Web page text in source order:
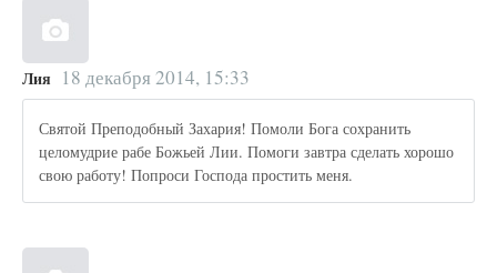
Лия 18 декабря 2014, 15:33
Святой Преподобный Захария! Помоли Бога сохранить
целомудрие рабе Божьей Лии. Помоги завтра сделать хорошо
свою работу! Попроси Господа простить меня.